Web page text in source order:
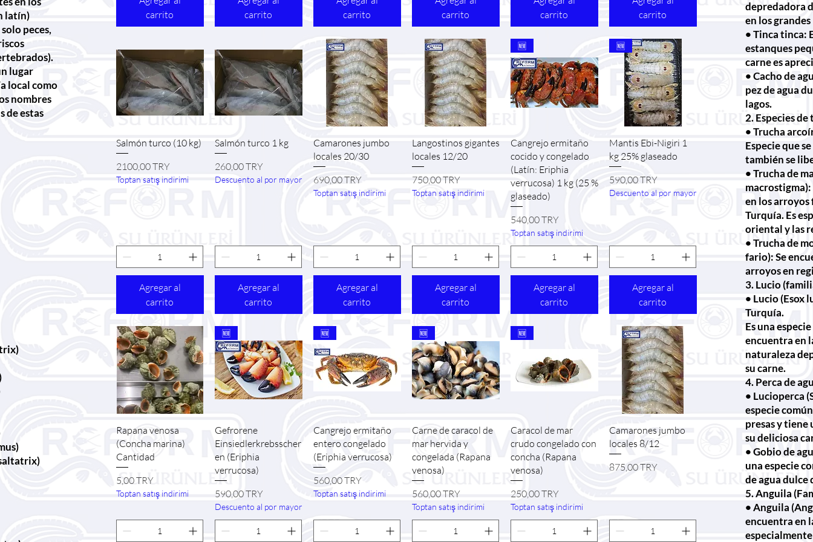
latín)
peces,
lugar
local como
nombres
de estas
carrito
carrito
carrito
carrito
carrito
carrito
Vista rápida
Salmón turco (10 kg)
Precio
2100,00 TRY
Toptan satış indirimi
Agregar al
carrito
Vista rápida
Salmón turco 1 kg
Precio
260,00 TRY
Descuento al por mayor
Agregar al
carrito
Vista rápida
Camarones jumbo
locales 20/30
Precio
690,00 TRY
Toptan satış indirimi
Agregar al
carrito
Vista rápida
Langostinos gigantes
locales 12/20
Precio
750,00 TRY
Toptan satış indirimi
Agregar al
carrito
Vista rápida
🆕
Cangrejo ermitaño
cocido y congelado
(Latín: Eriphia
verrucosa) 1 kg (25 %
glaseado)
Precio
540,00 TRY
Toptan satış indirimi
Agregar al
carrito
Vista rápida
🆕
Mantis Ebi-Nigiri 1
kg 25% glaseado
Precio
590,00 TRY
Descuento al por mayor
Agregar al
carrito
Vista rápida
Rapana venosa
(Concha marina)
Cantidad
Precio
5,00 TRY
Toptan satış indirimi
Vista rápida
🆕
Gefrorene
Einsiedlerkrebsscher
en (Eriphia
verrucosa)
Precio
590,00 TRY
Descuento al por mayor
Vista rápida
🆕
Cangrejo ermitaño
entero congelado
(Eriphia verrucosa)
Precio
560,00 TRY
Toptan satış indirimi
Vista rápida
🆕
Carne de caracol de
mar hervida y
congelada (Rapana
venosa)
Precio
560,00 TRY
Toptan satış indirimi
Vista rápida
🆕
Caracol de mar
crudo congelado con
concha (Rapana
venosa)
Precio
250,00 TRY
Toptan satış indirimi
Vista rápida
Camarones jumbo
locales 8/12
Precio
875,00 TRY
depredadora
en los
• Tinca tinca:
estanques
carne es
• Cacho de
pez de agua
lagos.
2. Especies
• Trucha
Especie que
también se
• Trucha de
en los arroyos
Turquía. Es
oriental y las
• Trucha de
fario): Se
arroyos en
3. Lucio
• Lucio (Esox
Turquía.
Es una
encuentra en
naturaleza
su carne.
4. Perca de
• Lucioperca
especie
presas y
su deliciosa
• Gobio de
una especie
de agua
5. Anguila
• Anguila
encuentra en